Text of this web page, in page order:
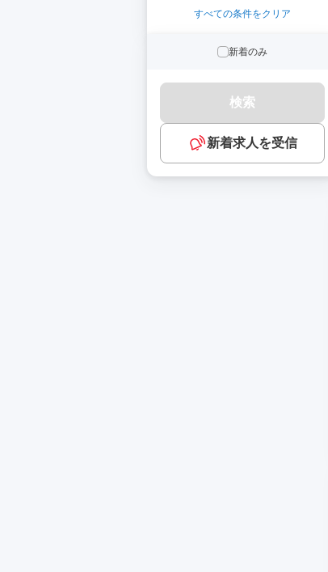
すべての条件をクリア
新着のみ
検索
新着求人を受信